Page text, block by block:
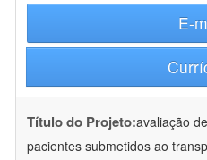
E-
Título do Projeto:avaliação
pacientes submetidos ao